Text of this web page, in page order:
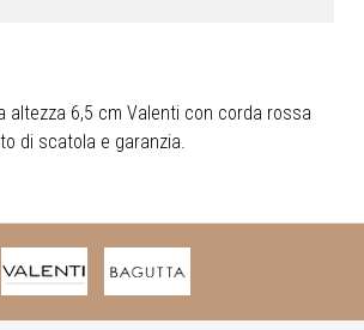
altezza 6,5 cm Valenti con corda rossa
di scatola e garanzia.